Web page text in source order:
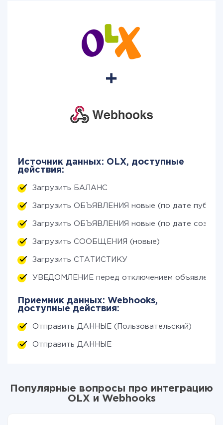
Источник данных: OLX, доступные
действия:
Загрузить БАЛАНС
Загрузить ОБЪЯВЛЕНИЯ новые (по дате
Загрузить ОБЪЯВЛЕНИЯ новые (по дате
Загрузить СООБЩЕНИЯ (новые)
Загрузить СТАТИСТИКУ
УВЕДОМЛЕНИЕ перед отключением объявления
Приемник данных: Webhooks,
доступные действия:
Отправить ДАННЫЕ (Пользовательский)
Отправить ДАННЫЕ
Популярные вопросы про интеграцию
OLX и Webhooks